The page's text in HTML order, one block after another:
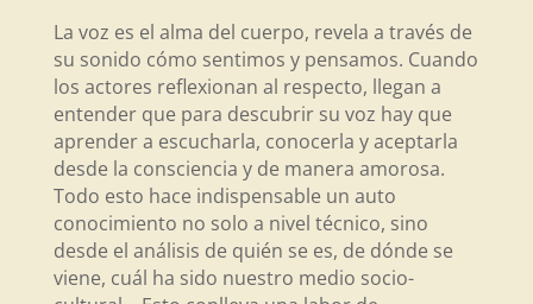
La voz es el alma del cuerpo, revela a través de
su sonido cómo sentimos y pensamos. Cuando
los actores reflexionan al respecto, llegan a
entender que para descubrir su voz hay que
aprender a escucharla, conocerla y aceptarla
desde la consciencia y de manera amorosa.
Todo esto hace indispensable un auto
conocimiento no solo a nivel técnico, sino
desde el análisis de quién se es, de dónde se
viene, cuál ha sido nuestro medio socio-